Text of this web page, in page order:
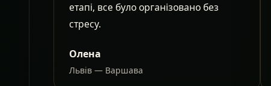
етапі, все було організовано без
стресу.
Олена
Львів — Варшава